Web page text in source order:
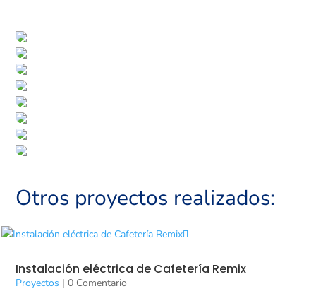
Otros proyectos realizados:
Instalación eléctrica de Cafetería Remix
Proyectos | 0 Comentario